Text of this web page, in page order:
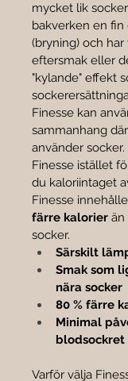
mycket lik
bakverken en
(bryning) och har
eftersmak eller
"kylande" effekt
Finesse kan
sammanhang
använder
Finesse istället
du kaloriintaget
Finesse
färre kalorier än
socker.
Särskilt
Smak som
nära socker
80 % färre
Minimal
blodsockret
Varför välja